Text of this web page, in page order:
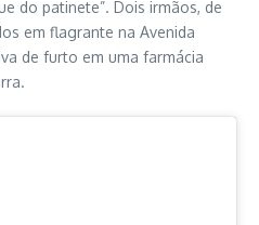
do patinete”. Dois irmãos, de
em flagrante na Avenida
de furto em uma farmácia